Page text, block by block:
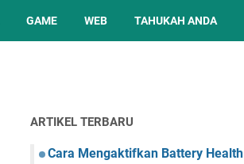
GAME WEB TAHUKAH ANDA
ARTIKEL TERBARU
Cara Mengaktifkan Battery Health